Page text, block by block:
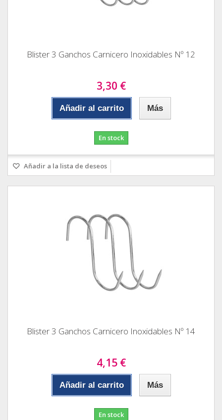
Blister 3 Ganchos Carnicero Inoxidables Nº 12
3,30 €
Añadir al carrito Más
En stock
Añadir a la lista de deseos
Blister 3 Ganchos Carnicero Inoxidables Nº 14
4,15 €
Añadir al carrito Más
En stock